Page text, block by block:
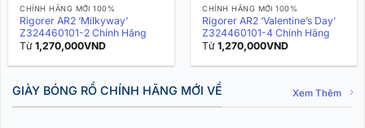
CHÍNH HÃNG MỚI 100%
Rigorer AR2 ‘Milkyway’
Z324460101-2 Chính Hãng
Từ1,270,000VND
CHÍNH HÃNG MỚI 100%
Rigorer AR2 ‘Valentine’s Day’
Z324460101-4 Chính Hãng
Từ1,270,000VND
GIÀY BÓNG RỔ CHÍNH HÃNG MỚI VỀ Xem Thêm